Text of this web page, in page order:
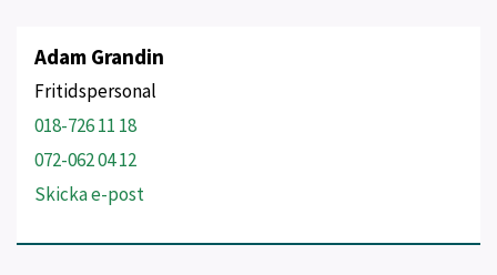
Adam Grandin
Fritidspersonal
018-726 11 18
072-062 04 12
Skicka e-post